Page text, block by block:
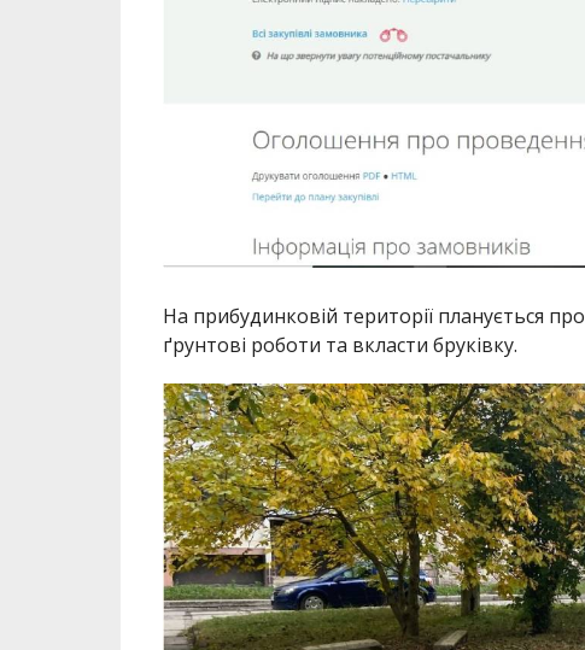
На прибудинковій території планується
ґрунтові роботи та вкласти бруківку.